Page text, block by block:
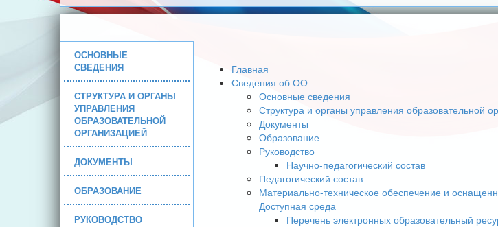
ОСНОВНЫЕ
СВЕДЕНИЯ
СТРУКТУРА И ОРГАНЫ
УПРАВЛЕНИЯ
ОБРАЗОВАТЕЛЬНОЙ
ОРГАНИЗАЦИЕЙ
ДОКУМЕНТЫ
ОБРАЗОВАНИЕ
РУКОВОДСТВО
Главная
Сведения об ОО
Основные сведения
Структура и органы управления образовательной
Документы
Образование
Руководство
Научно-педагогический состав
Педагогический состав
Материально-техническое обеспечение и
Доступная среда
Перечень электронных образовательный